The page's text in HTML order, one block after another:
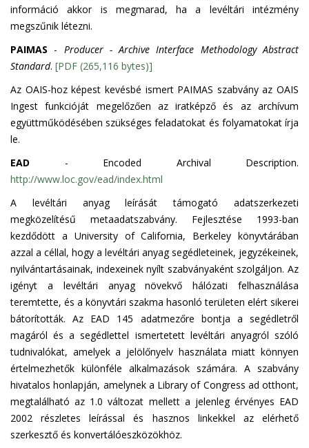
információ akkor is megmarad, ha a levéltári intézmény
megszűnik létezni.
PAIMAS - Producer - Archive Interface Methodology Abstract
Standard. [PDF (265,116 bytes)]
Az OAIS-hoz képest kevésbé ismert PAIMAS szabvány az OAIS
Ingest funkcióját megelőzően az iratképző és az archívum
együttműködésében szükséges feladatokat és folyamatokat írja
le.
EAD - Encoded Archival Description.
http://www.loc.gov/ead/index.html
A levéltári anyag leírását támogató adatszerkezeti
megközelítésű metaadatszabvány. Fejlesztése 1993-ban
kezdődött a University of California, Berkeley könyvtárában
azzal a céllal, hogy a levéltári anyag segédleteinek, jegyzékeinek,
nyilvántartásainak, indexeinek nyílt szabványaként szolgáljon. Az
igényt a levéltári anyag növekvő hálózati felhasználása
teremtette, és a könyvtári szakma hasonló területen elért sikerei
bátorították. Az EAD 145 adatmezőre bontja a segédletről
magáról és a segédlettel ismertetett levéltári anyagról szóló
tudnivalókat, amelyek a jelölőnyelv használata miatt könnyen
értelmezhetők különféle alkalmazások számára. A szabvány
hivatalos honlapján, amelynek a Library of Congress ad otthont,
megtalálható az 1.0 változat mellett a jelenleg érvényes EAD
2002 részletes leírással és hasznos linkekkel az elérhető
szerkesztő és konvertálóeszközökhöz.